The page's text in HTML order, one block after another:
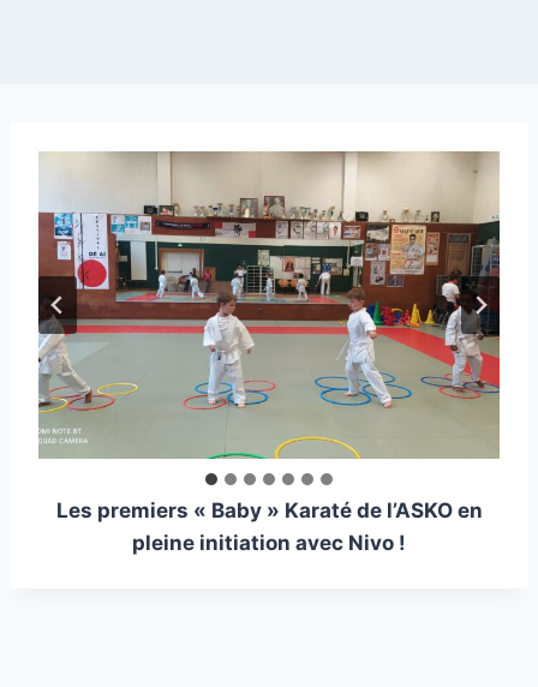
Les premiers « Baby » Karaté de l’ASKO en
pleine initiation avec Nivo !